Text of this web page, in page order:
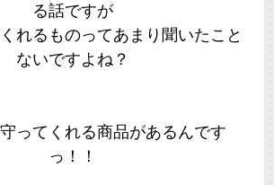
る話ですが
れるものってあまり聞いたこと
ないですよね？
ってくれる商品があるんです
っ！！